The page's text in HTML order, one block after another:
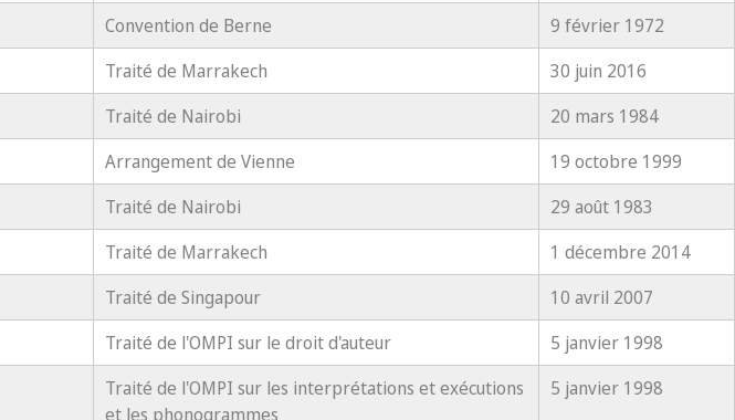
Convention de Berne
9 février 1972
Traité de Marrakech
30 juin 2016
Traité de Nairobi
20 mars 1984
Arrangement de Vienne
19 octobre 1999
Traité de Nairobi
29 août 1983
Traité de Marrakech
1 décembre 2014
Traité de Singapour
10 avril 2007
Traité de l'OMPI sur le droit d'auteur
5 janvier 1998
Traité de l'OMPI sur les interprétations et exécutions
et les phonogrammes
5 janvier 1998